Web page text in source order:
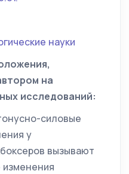
науки
на
исследований:
силовые
у
вызывают